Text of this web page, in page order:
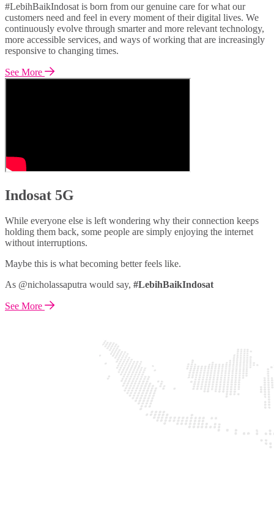
#LebihBaikIndosat is born from our genuine care for what our
customers need and feel in every moment of their digital lives. We
continuously evolve through smarter and more relevant technology,
more accessible services, and ways of working that are increasingly
responsive to changing times.
See More
Indosat 5G
While everyone else is left wondering why their connection keeps
holding them back, some people are simply enjoying the internet
without interruptions.
Maybe this is what becoming better feels like.
As @nicholassaputra would say, #LebihBaikIndosat
See More